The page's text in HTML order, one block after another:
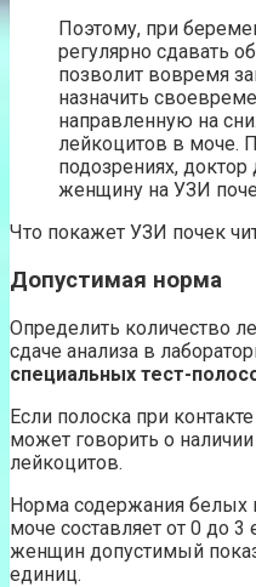
Поэтому, при
регулярно сдавать
позволит вовремя
назначить
направленную на
лейкоцитов в моче.
подозрениях,
женщину на УЗИ
Что покажет УЗИ почек
Допустимая норма
Определить количество
сдаче анализа в
специальных тест-
Если полоска при
может говорить о
лейкоцитов.
Норма содержания белых
моче составляет от 0 до
женщин допустимый
единиц.